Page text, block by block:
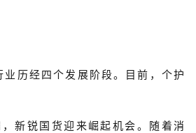
历经四个发展阶段。目前， 个护
新锐国货迎来崛起机会。 随着消